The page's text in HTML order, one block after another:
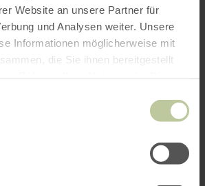
Website an unsere Partner für
und Analysen weiter. Unsere
Informationen möglicherweise mit
die Sie ihnen bereitgestellt